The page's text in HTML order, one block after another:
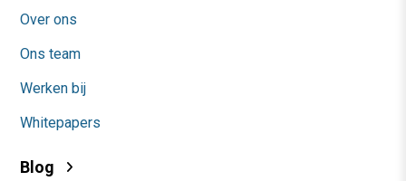
Over ons
Ons team
Werken bij
Whitepapers
Blog